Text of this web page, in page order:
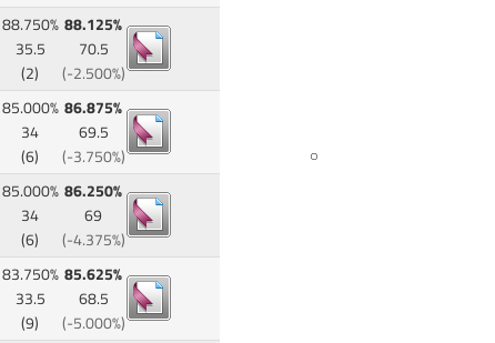
88.750%
35.5
(2)
88.125%
70.5
(-2.500%)
85.000%
34
(6)
86.875%
69.5
(-3.750%)
85.000%
34
(6)
86.250%
69
(-4.375%)
83.750%
33.5
(9)
85.625%
68.5
(-5.000%)